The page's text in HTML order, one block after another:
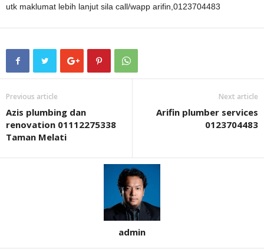
utk maklumat lebih lanjut sila call/wapp arifin,0123704483
Previous article
Azis plumbing dan
renovation 01112275338
Taman Melati
Next article
Arifin plumber services
0123704483
admin